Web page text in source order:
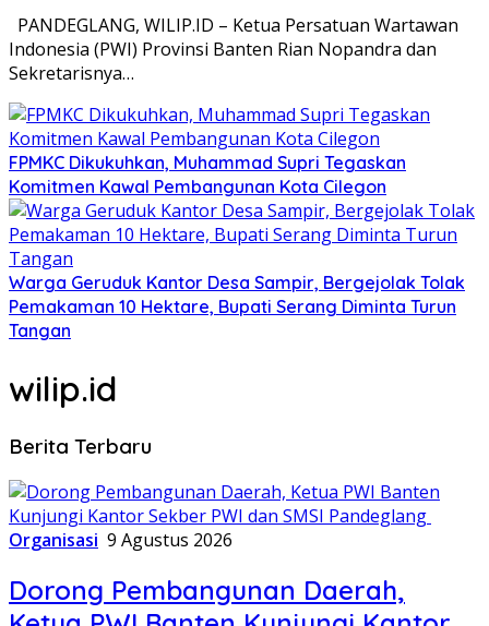
PANDEGLANG, WILIP.ID – Ketua Persatuan Wartawan
Indonesia (PWI) Provinsi Banten Rian Nopandra dan
Sekretarisnya…
FPMKC Dikukuhkan, Muhammad Supri Tegaskan
Komitmen Kawal Pembangunan Kota Cilegon
Warga Geruduk Kantor Desa Sampir, Bergejolak Tolak
Pemakaman 10 Hektare, Bupati Serang Diminta Turun
Tangan
wilip.id
Berita Terbaru
Organisasi 9 Agustus 2026
Dorong Pembangunan Daerah,